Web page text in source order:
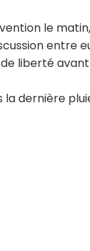
le
entre
liberté
dernière